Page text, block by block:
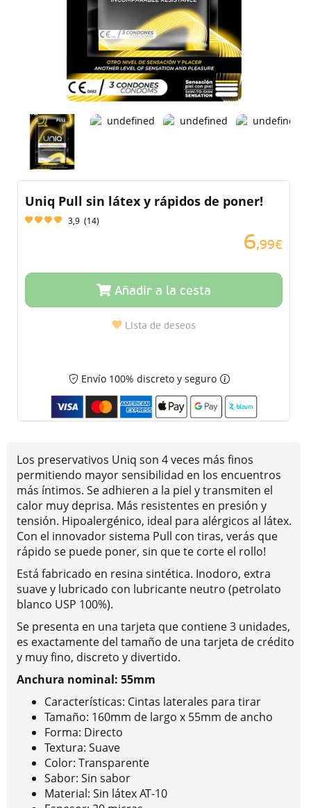
Uniq Pull sin látex y rápidos de poner!
3,9 (14)
6,99€
Añadir a la cesta
Lista de deseos
Envío 100% discreto y seguro
Los preservativos Uniq son 4 veces más finos
permitiendo mayor sensibilidad en los encuentros
más íntimos. Se adhieren a la piel y transmiten el
calor muy deprisa. Más resistentes en presión y
tensión. Hipoalergénico, ideal para alérgicos al látex.
Con el innovador sistema Pull con tiras, verás que
rápido se puede poner, sin que te corte el rollo!
Está fabricado en resina sintética. Inodoro, extra
suave y lubricado con lubricante neutro (petrolato
blanco USP 100%).
Se presenta en una tarjeta que contiene 3 unidades,
es exactamente del tamaño de una tarjeta de crédito
y muy fino, discreto y divertido.
Anchura nominal: 55mm
Características: Cintas laterales para tirar
Tamaño: 160mm de largo x 55mm de ancho
Forma: Directo
Textura: Suave
Color: Transparente
Sabor: Sin sabor
Material: Sin látex AT-10